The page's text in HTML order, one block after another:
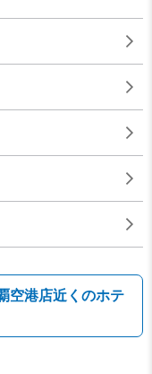
空港店近くのホテ